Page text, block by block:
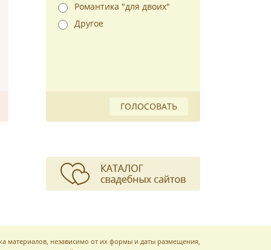
Романтика "для двоих"
Другое
ГОЛОСОВАТЬ
материалов, независимо от их формы и даты размещения,